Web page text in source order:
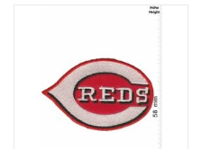
Sleutelhanger